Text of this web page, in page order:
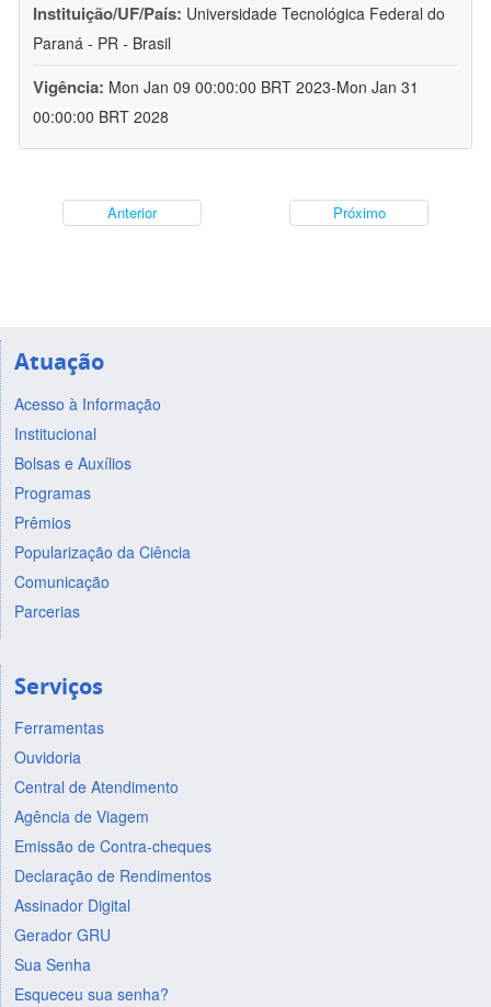
Instituição/UF/País: Universidade Tecnológica Federal do
Paraná - PR - Brasil
Vigência: Mon Jan 09 00:00:00 BRT 2023-Mon Jan 31
00:00:00 BRT 2028
Anterior Próximo
Atuação
Acesso à Informação
Institucional
Bolsas e Auxílios
Programas
Prêmios
Popularização da Ciência
Comunicação
Parcerias
Serviços
Ferramentas
Ouvidoria
Central de Atendimento
Agência de Viagem
Emissão de Contra-cheques
Declaração de Rendimentos
Assinador Digital
Gerador GRU
Sua Senha
Esqueceu sua senha?